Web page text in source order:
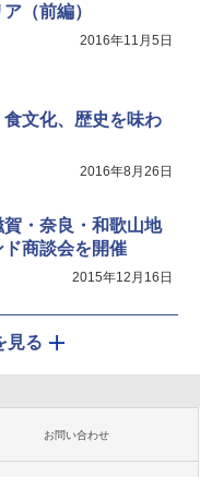
（前編）
2016年11月5日
文化、歴史を味わ
2016年8月26日
・奈良・和歌山地
ド商談会を開催
2015年12月16日
見る
お問い合わせ